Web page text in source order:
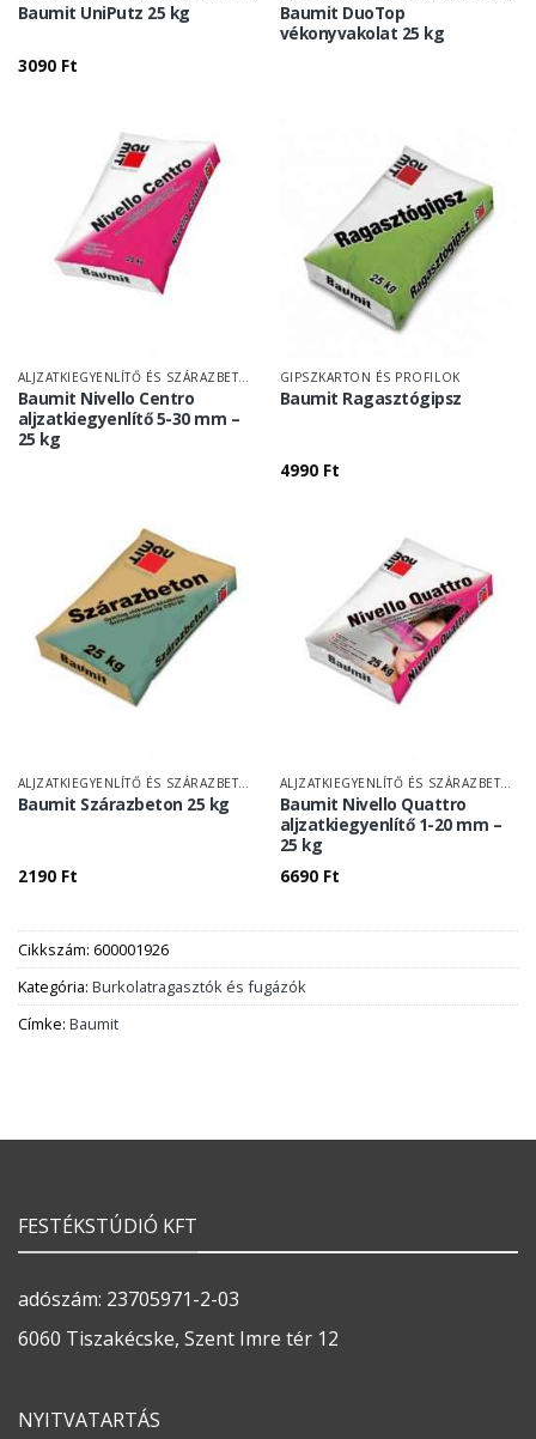
Baumit UniPutz 25 kg
3090 Ft
Baumit DuoTop
vékonyvakolat 25 kg
ALJZATKIEGYENLÍTŐ ÉS SZÁRAZBETON
Baumit Nivello Centro
aljzatkiegyenlítő 5-30 mm –
25 kg
GIPSZKARTON ÉS PROFILOK
Baumit Ragasztógipsz
4990 Ft
ALJZATKIEGYENLÍTŐ ÉS SZÁRAZBETON
Baumit Szárazbeton 25 kg
2190 Ft
ALJZATKIEGYENLÍTŐ ÉS SZÁRAZBETON
Baumit Nivello Quattro
aljzatkiegyenlítő 1-20 mm –
25 kg
6690 Ft
Cikkszám: 600001926
Kategória: Burkolatragasztók és fugázók
Címke: Baumit
FESTÉKSTÚDIÓ KFT
adószám: 23705971-2-03
6060 Tiszakécske, Szent Imre tér 12
NYITVATARTÁS